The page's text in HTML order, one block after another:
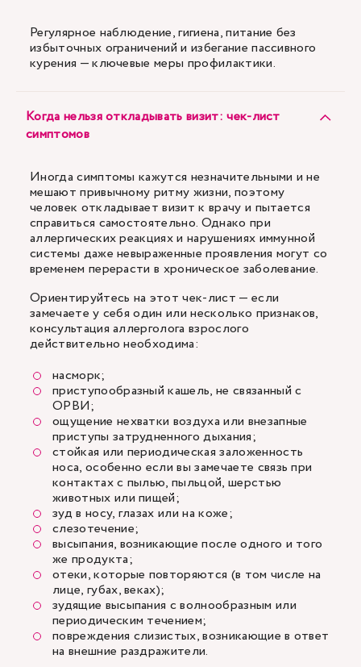
Регулярное наблюдение, гигиена, питание без
избыточных ограничений и избегание пассивного
курения — ключевые меры профилактики.
Когда нельзя откладывать визит: чек-лист
симптомов
Иногда симптомы кажутся незначительными и не
мешают привычному ритму жизни, поэтому
человек откладывает визит к врачу и пытается
справиться самостоятельно. Однако при
аллергических реакциях и нарушениях иммунной
системы даже невыраженные проявления могут со
временем перерасти в хроническое заболевание.
Ориентируйтесь на этот чек-лист — если
замечаете у себя один или несколько признаков,
консультация аллерголога взрослого
действительно необходима:
насморк;
приступообразный кашель, не связанный с
ОРВИ;
ощущение нехватки воздуха или внезапные
приступы затрудненного дыхания;
стойкая или периодическая заложенность
носа, особенно если вы замечаете связь при
контактах с пылью, пыльцой, шерстью
животных или пищей;
зуд в носу, глазах или на коже;
слезотечение;
высыпания, возникающие после одного и того
же продукта;
отеки, которые повторяются (в том числе на
лице, губах, веках);
зудящие высыпания с волнообразным или
периодическим течением;
повреждения слизистых, возникающие в ответ
на внешние раздражители.